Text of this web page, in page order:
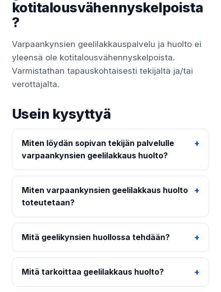
kotitalousvähennyskelpoista
?
Varpaankynsien geelilakkauspalvelu ja huolto ei
yleensä ole kotitalousvähennyskelpoista.
Varmistathan tapauskohtaisesti tekijältä ja/tai
verottajalta.
Usein kysyttyä
Miten löydän sopivan tekijän palvelulle
varpaankynsien geelilakkaus huolto?
Miten varpaankynsien geelilakkaus huolto
toteutetaan?
Mitä geelikynsien huollossa tehdään?
Mitä tarkoittaa geelilakkaus huolto?